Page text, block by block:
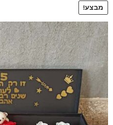
בית
בלונים
הצעות נישואין
מתנות מקוריות
מתנות ליולדת
מבצע!